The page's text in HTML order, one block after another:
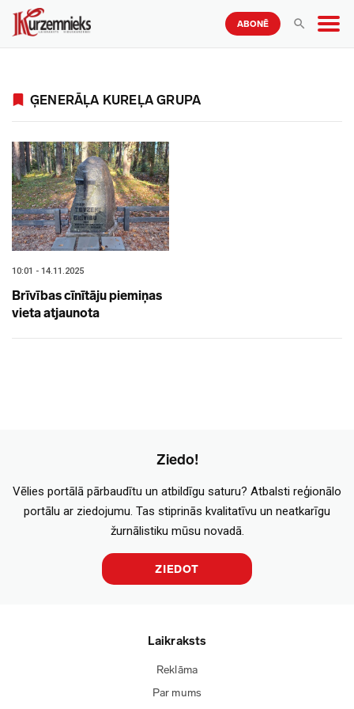
ABONĒ
ĢENERĀĻA KUREĻA GRUPA
10:01 - 14.11.2025
Brīvības cīnītāju piemiņas
vieta atjaunota
Ziedo!
Vēlies portālā pārbaudītu un atbildīgu saturu? Atbalsti reģionālo
portālu ar ziedojumu. Tas stiprinās kvalitatīvu un neatkarīgu
žurnālistiku mūsu novadā.
ZIEDOT
Laikraksts
Reklāma
Par mums